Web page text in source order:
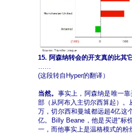
15. 阿森纳转会的开支真的比其
(这段转自Hyper的翻译）
当然。 事实上，阿森纳是唯一
部（从阿布入主切尔西算起）。
万，切尔西和曼城都远超4亿这
亿。Billy Beane，他是买进“标
一，而他事实上是温格模式的粉